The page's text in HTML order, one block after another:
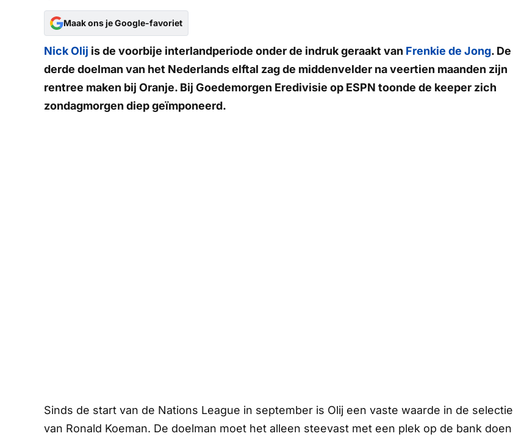
Maak ons je Google-favoriet
Nick Olij is de voorbije interlandperiode onder de indruk geraakt van Frenkie de Jong. De
derde doelman van het Nederlands elftal zag de middenvelder na veertien maanden zijn
rentree maken bij Oranje. Bij Goedemorgen Eredivisie op ESPN toonde de keeper zich
zondagmorgen diep geïmponeerd.
Sinds de start van de Nations League in september is Olij een vaste waarde in de selectie
van Ronald Koeman. De doelman moet het alleen steevast met een plek op de bank doen